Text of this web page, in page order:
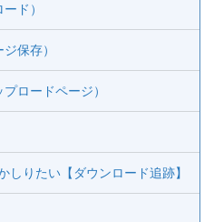
ド）
保存）
ロードページ）
しりたい【ダウンロード追跡】